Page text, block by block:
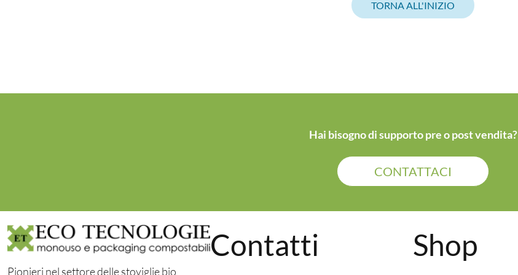
TORNA ALL'INIZIO
Hai bisogno di supporto pre o post vendita?
CONTATTACI
Pionieri nel settore delle stoviglie bio
Contatti Shop